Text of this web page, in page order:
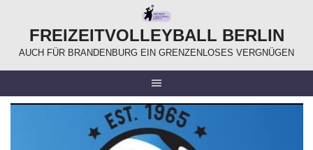
FREIZEITVOLLEYBALL BERLIN
AUCH FÜR BRANDENBURG EIN GRENZENLOSES VERGNÜGEN